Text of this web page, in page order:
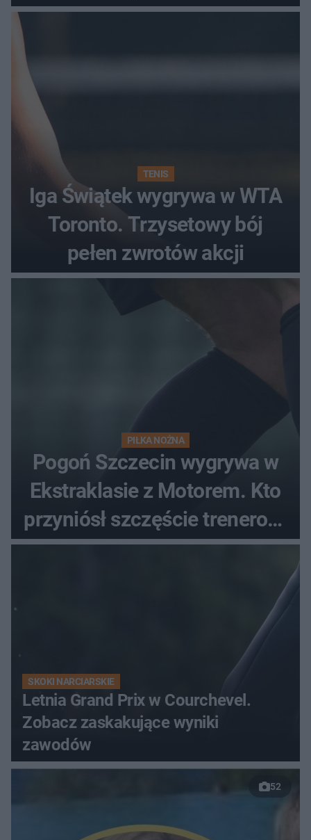
TENIS
Iga Świątek wygrywa w WTA
Toronto. Trzysetowy bój
pełen zwrotów akcji
PIŁKA NOŻNA
Pogoń Szczecin wygrywa w
Ekstraklasie z Motorem. Kto
przyniósł szczęście trenerowi
gospodarzy?
SKOKI NARCIARSKIE
Letnia Grand Prix w Courchevel.
Zobacz zaskakujące wyniki
zawodów
52